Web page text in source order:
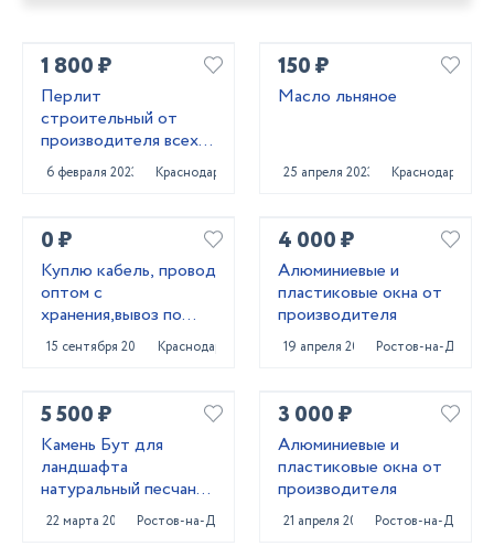
1 800 ₽
Перлит
строительный от
производителя всех
марок
6 февраля 2023 Краснодар
150 ₽
Масло льняное
25 апреля 2023 Краснодар
0 ₽
Куплю кабель, провод
оптом с
хранения,вывоз по
РФ!
15 сентября 2021 Краснодар
4 000 ₽
Алюминиевые и
пластиковые окна от
производителя
19 апреля 2022 Ростов-на-Дону
5 500 ₽
Камень Бут для
ландшафта
натуральный песчаник
природный
22 марта 2022 Ростов-на-Дону
3 000 ₽
Алюминиевые и
пластиковые окна от
производителя
21 апреля 2022 Ростов-на-Дону